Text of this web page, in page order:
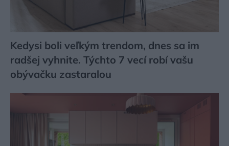
Kedysi boli veľkým trendom, dnes sa im
radšej vyhnite. Týchto 7 vecí robí vašu
obývačku zastaralou